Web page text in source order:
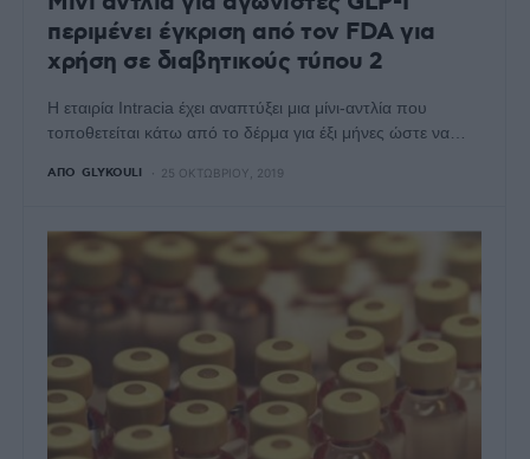
περιμένει έγκριση από τον FDA για
χρήση σε διαβητικούς τύπου 2
Η εταιρία Intracia έχει αναπτύξει μια μίνι-αντλία που
τοποθετείται κάτω από το δέρμα για έξι μήνες ώστε να…
ΑΠΌ GLYKOULI 25 ΟΚΤΩΒΡΊΟΥ, 2019